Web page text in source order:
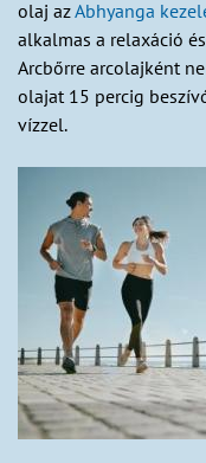
olaj azAbhyanga
alkalmas a relaxáció
Arcbőrre arcolajként
olajat 15 percig
vízzel.